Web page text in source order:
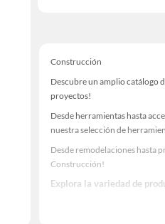
Construcción
Descubre un amplio catálogo
proyectos!
Desde herramientas hasta
nuestra selección de
Desde remodelaciones hasta
Construcción!
Explora la variedad de
Herramientas, materiales y